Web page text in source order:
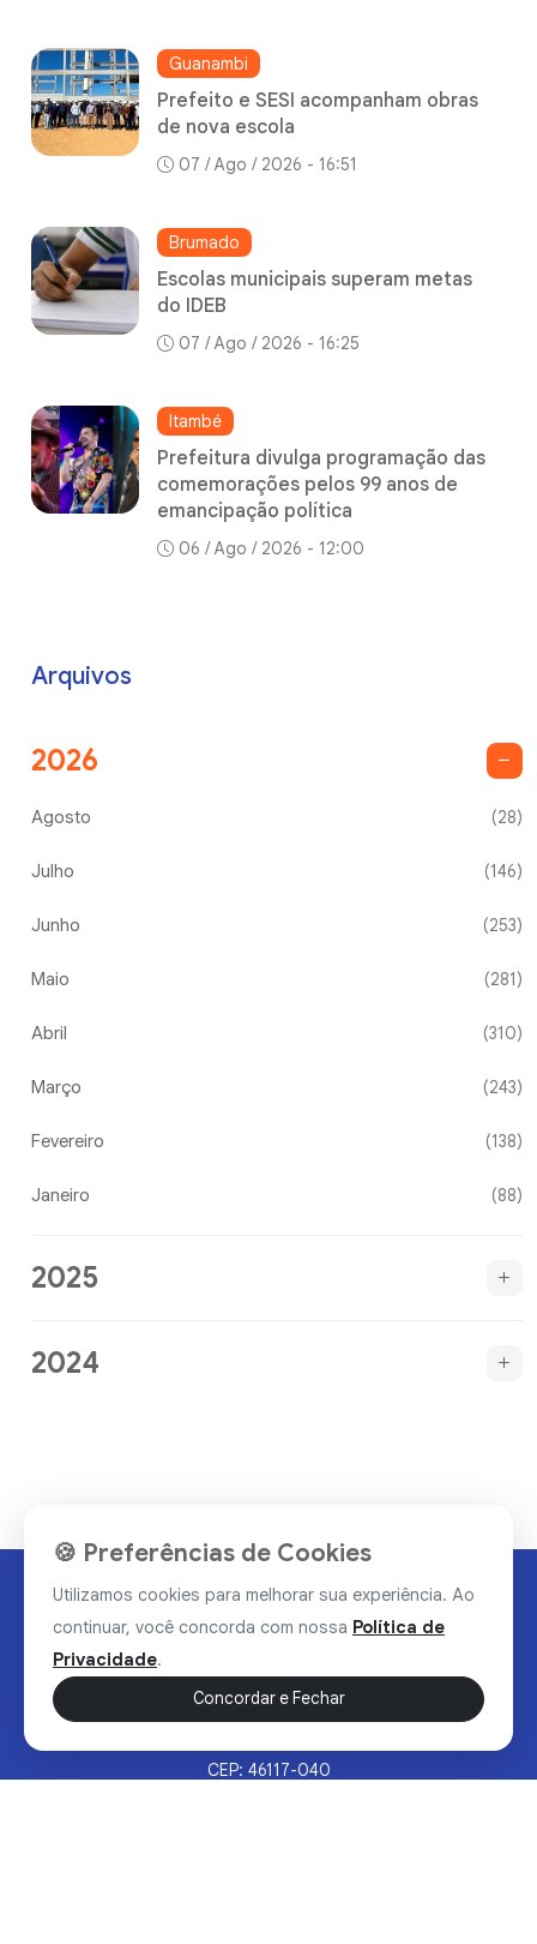
Guanambi
Prefeito e SESI acompanham obras
de nova escola
07 / Ago / 2026 - 16:51
Brumado
Escolas municipais superam metas
do IDEB
07 / Ago / 2026 - 16:25
Itambé
Prefeitura divulga programação das
comemorações pelos 99 anos de
emancipação política
06 / Ago / 2026 - 12:00
Arquivos
2026
Agosto (28)
Julho (146)
Junho (253)
Maio (281)
Abril (310)
Março (243)
Fevereiro (138)
Janeiro (88)
2025
2024
CEP: 46117-040
🍪 Preferências de Cookies
Utilizamos cookies para melhorar sua experiência. Ao
continuar, você concorda com nossa Política de
Privacidade.
Concordar e Fechar